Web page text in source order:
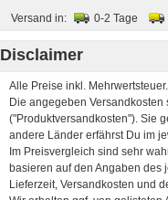
Versand in: 0-2 Tage
Disclaimer